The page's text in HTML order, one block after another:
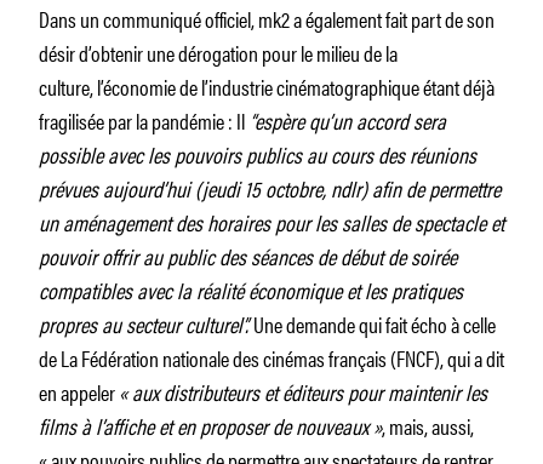
Dans un communiqué officiel, mk2 a également fait part de son
désir d’obtenir une dérogation pour le milieu de la
culture, l’économie de l’industrie cinématographique étant déjà
fragilisée par la pandémie : Il “espère qu’un accord sera
possible avec les pouvoirs publics au cours des réunions
prévues aujourd’hui (jeudi 15 octobre, ndlr) afin de permettre
un aménagement des horaires pour les salles de spectacle et
pouvoir offrir au public des séances de début de soirée
compatibles avec la réalité économique et les pratiques
propres au secteur culturel”.Une demande qui fait écho à celle
de La Fédération nationale des cinémas français (FNCF), qui a dit
en appeler« aux distributeurs et éditeurs pour maintenir les
films à l’affiche et en proposer de nouveaux », mais, aussi,